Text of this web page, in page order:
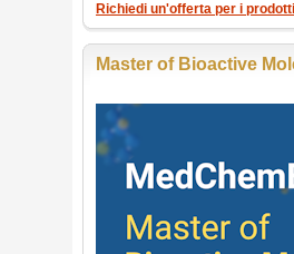
Richiedi un'offerta per i
Master of Bioactive